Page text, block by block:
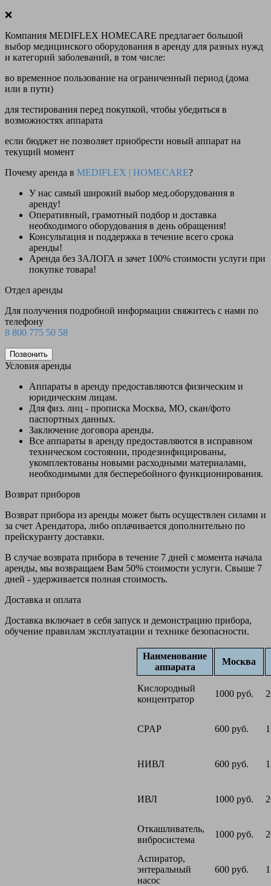
❌
Компания MEDIFLEX HOMECARE предлагает большой
выбор медицинского оборудования в аренду для разных нужд
и категорий заболеваний, в том числе:
во временное пользование на ограниченный период (дома
или в пути)
для тестирования перед покупкой, чтобы убедиться в
возможностях аппарата
если бюджет не позволяет приобрести новый аппарат на
текущий момент
Почему аренда в MEDIFLEX | HOMECARE?
У нас самый широкий выбор мед.оборудования в
аренду!
Оперативный, грамотный подбор и доставка
необходимого оборудования в день обращения!
Консультация и поддержка в течение всего срока
аренды!
Аренда без ЗАЛОГА и зачет 100% стоимости услуги при
покупке товара!
Отдел аренды
Для получения подробной информации свяжитесь с нами по
телефону
8 800 775 50 58
Позвонить
Условия аренды
Аппараты в аренду предоставляются физическим и
юридическим лицам.
Для физ. лиц - прописка Москва, МО, скан/фото
паспортных данных.
Заключение договора аренды.
Все аппараты в аренду предоставляются в исправном
техническом состоянии, продезинфицированы,
укомплектованы новыми расходными материалами,
необходимыми для бесперебойного функционирования.
Возврат приборов
Возврат прибора из аренды может быть осуществлен силами и
за счет Арендатора, либо оплачивается дополнительно по
прейскуранту доставки.
В случае возврата прибора в течение 7 дней с момента начала
аренды, мы возвращаем Вам 50% стоимости услуги. Свыше 7
дней - удерживается полная стоимость.
Доставка и оплата
Доставка включает в себя запуск и демонстрацию прибора,
обучение правилам эксплуатации и технике безопасности.
Наименование
аппарата
Москва
Кислородный
концентратор
1000 руб.
CPAP 600 руб.
НИВЛ 600 руб.
ИВЛ 1000 руб.
Откашливатель,
вибросистема
1000 руб.
Аспиратор,
энтеральный
насос
600 руб.